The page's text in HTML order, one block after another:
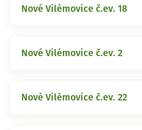
Nové Vilémovice č.ev. 18
Nové Vilémovice č.ev. 2
Nové Vilémovice č.ev. 22